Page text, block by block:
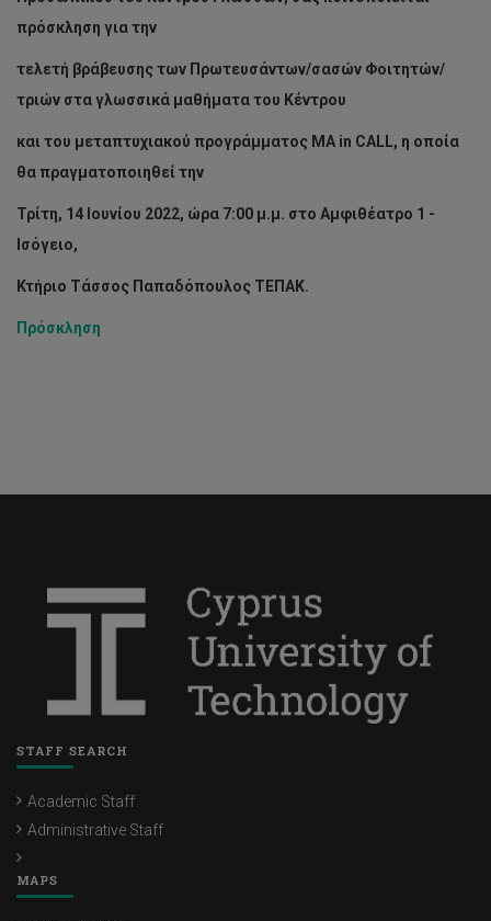
πρόσκληση για την
τελετή βράβευσης των Πρωτευσάντων/σασών Φοιτητών/
τριών στα γλωσσικά μαθήματα του Κέντρου
και του μεταπτυχιακού προγράμματος ΜΑ in CALL, η οποία
θα πραγματοποιηθεί την
Τρίτη, 14 Ιουνίου 2022, ώρα 7:00 μ.μ. στο Αμφιθέατρο 1 -
Ισόγειο,
Κτήριο Τάσσος Παπαδόπουλος ΤΕΠΑΚ.
Πρόσκληση
STAFF SEARCH
Academic Staff
Administrative Staff
MAPS